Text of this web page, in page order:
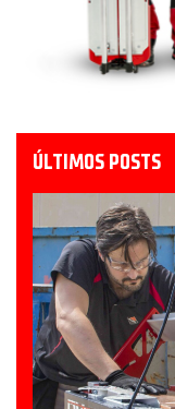
ÚLTIMOS POSTS